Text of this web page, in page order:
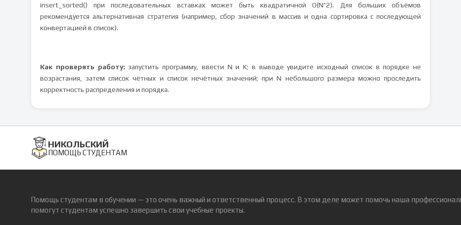
insert_sorted() при последовательных вставках может быть квадратичной O(N^2). Для больших объёмов
рекомендуется альтернативная стратегия (например, сбор значений в массив и одна сортировка с последующей
конвертацией в список).
Как проверять работу: запустить программу, ввести N и K; в выводе увидите исходный список в порядке не
возрастания, затем список чётных и список нечётных значений; при N небольшого размера можно проследить
корректность распределения и порядка.
НИКОЛЬСКИЙ
ПОМОЩЬ СТУДЕНТАМ
Помощь студентам в обучении — это очень важный и ответственный процесс. В этом деле может помочь наша
помогут студентам успешно завершить свои учебные проекты.